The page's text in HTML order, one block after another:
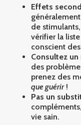
Effets
de
vérifier la
conscient
Consultez un
des
prenez des
que guérir!
Pas un
vie sain.